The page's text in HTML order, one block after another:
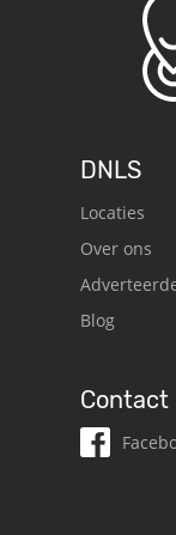
DNLS
Locaties
Over ons
Blog
Contact